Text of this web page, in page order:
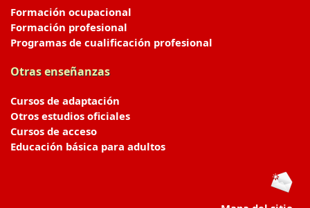
Formación ocupacional
Formación profesional
Programas de cualificación profesional
Otras enseñanzas
Cursos de adaptación
Otros estudios oficiales
Cursos de acceso
Educación básica para adultos